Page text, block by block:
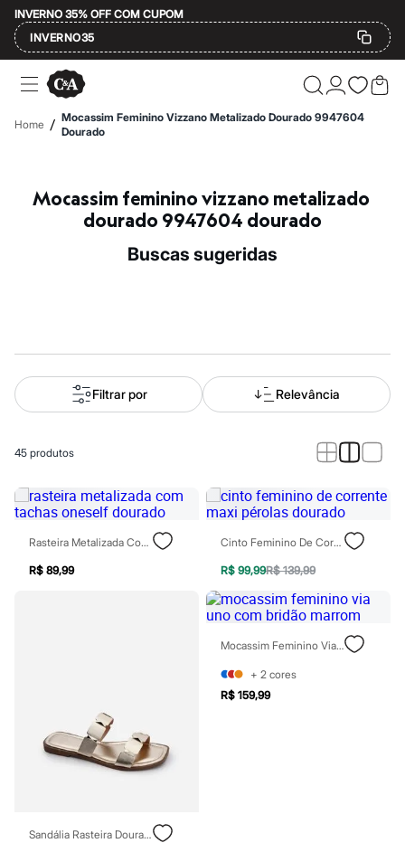
INVERNO 35% OFF COM CUPOM
INVERNO35
Ofertas
Compre por Departamento
Feminino
Masculino
Plus Size
Até 20% off
Até 40% off
A partir de 60% off
Roupas
Blusas e Camisetas
Básicos
Calças
Macacões
Shorts e Bermudas
Vestidos
Acessórios
Bolsas
Bijoux
Tênis
Marcas
Yessica
Home / Mocassim Feminino Vizzano Metalizado Dourado 9947604
Dourado
Mocassim feminino vizzano metalizado
dourado 9947604 dourado
buscas sugeridas
Filtrar por Relevância
45 produtos
Rasteira Metalizada Com Tachas Oneself Dourado
R$ 89,99
Cinto Feminino De Corrente Maxi Pérolas Dourado
R$ 99,99R$ 139,99
Sandália Rasteira Dourada
Mocassim Feminino Via Uno Com Bridão Marrom
+ 2 cores
R$ 159,99